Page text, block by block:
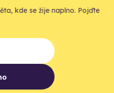
kde se žije naplno. Pojďte